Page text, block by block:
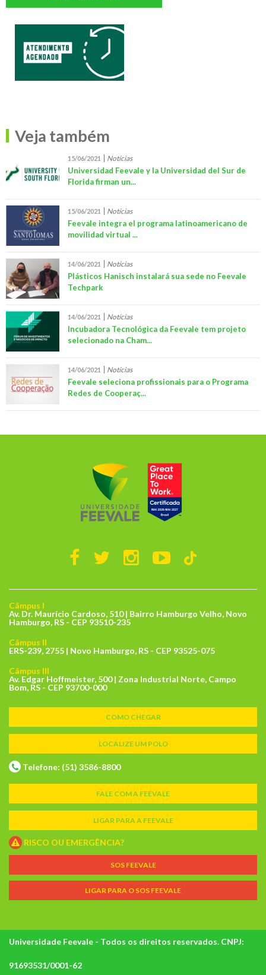
Veja também
15/06/2021 Notícias
Universidad Feevale y la Universidad del Sur de
Florida firman un...
15/06/2021 Notícias
Feevale integra el programa latinoamericano de
movilidad virtual ...
14/06/2021 Notícias
Plásticos Hanisch instalará sua sede no Feevale
Techpark
14/06/2021 Notícias
Incubadora Tecnológica da Feevale tem projeto
selecionado na Cham...
14/06/2021 Notícias
Feevale seleciona profissionais para o Programa
Redes de Cooperaç...
Câmpus I
Av. Dr. Maurício Cardoso, 510 | Bairro Hamburgo Velho, Novo
Hamburgo, RS - CEP 93510-235
Câmpus II
ERS-239, 2755 | Novo Hamburgo, RS - CEP 93525-075
Câmpus III
Av. Edgar Hoffmeister, 500 | Zona Industrial Norte, Campo
Bom, RS - CEP 93700-000
COMO CHEGAR
LOCALIZE UM POLO
Telefone: (51) 3586-8800
FALE COM A FEEVALE
LIGAR PARA A FEEVALE
RISCO OU EMERGÊNCIA?
SOS FEEVALE
LIGAR PARA O SOS FEEVALE
Universidade Feevale - Todos os direitos reservados. CNPJ:
91693531/0001-62